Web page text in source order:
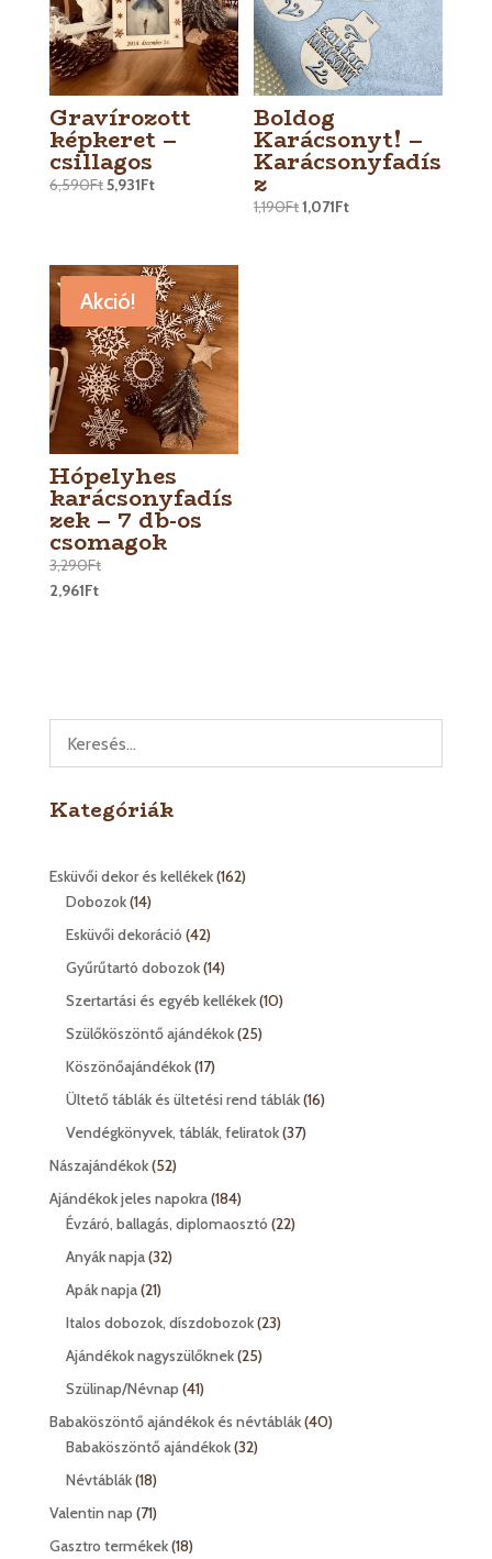
Gravírozott
képkeret –
csillagos
6,590Ft5,931Ft
Boldog
Karácsonyt! –
Karácsonyfadís
z
1,190Ft1,071Ft
Akció!
Hópelyhes
karácsonyfadís
zek – 7 db-os
csomagok
3,290Ft
2,961Ft
Kategóriák
Esküvői dekor és kellékek 162162
Dobozok 1414
termék
Esküvői dekoráció 4242
termék
Gyűrűtartó dobozok 1414
termék
Szertartási és egyéb kellékek 1010
Szülőköszöntő ajándékok 2525
Köszönőajándékok 1717
termék
Ültető táblák és ültetési rend táblák 1616
Vendégkönyvek, táblák, feliratok 3737
Nászajándékok 5252
termék
Ajándékok jeles napokra 184184
termék
Évzáró, ballagás, diplomaosztó 2222
Anyák napja 3232
Apák napja 2121
termék
Italos dobozok, díszdobozok 2323
Ajándékok nagyszülőknek 2525
Szülinap/Névnap 4141
termék
Babaköszöntő ajándékok és névtáblák 4040
Babaköszöntő ajándékok 3232
Névtáblák 1818
termék
Valentin nap 7171
termék
Gasztro termékek 1818